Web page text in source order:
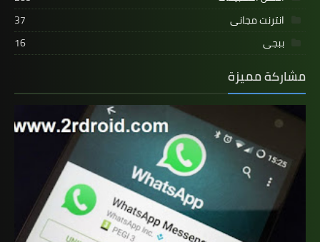
انترنت مجانى
37
ببجى
16
مشاركة مميزة